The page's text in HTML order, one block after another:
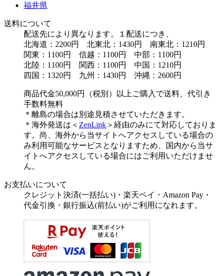
福井県
送料について
配送先により異なります。１配送につき、
北海道：2200円 北東北：1430円 南東北：1210円
関東：1100円 信越：1100円 中部：1100円
北陸：1100円 関西：1100円 中国：1210円
四国：1320円 九州：1430円 沖縄：2600円
商品代金50,000円（税別）以上ご購入で送料、代引き
手数料無料
＊離島の場合は別途見積させていただきます。
＊海外発送は＜ ZenLink ＞経由のみにて対応しておりま
す。尚、海外から当サイトへアクセスしている場合の
み利用可能なサービスとなりますため、国内から当サ
イトへアクセスしている場合にはご利用いただけませ
ん。
お支払いについて
クレジット決済(一括払い)・楽天ペイ・Amazon Pay・
代金引換・銀行振込(前払い)がご利用になれます。